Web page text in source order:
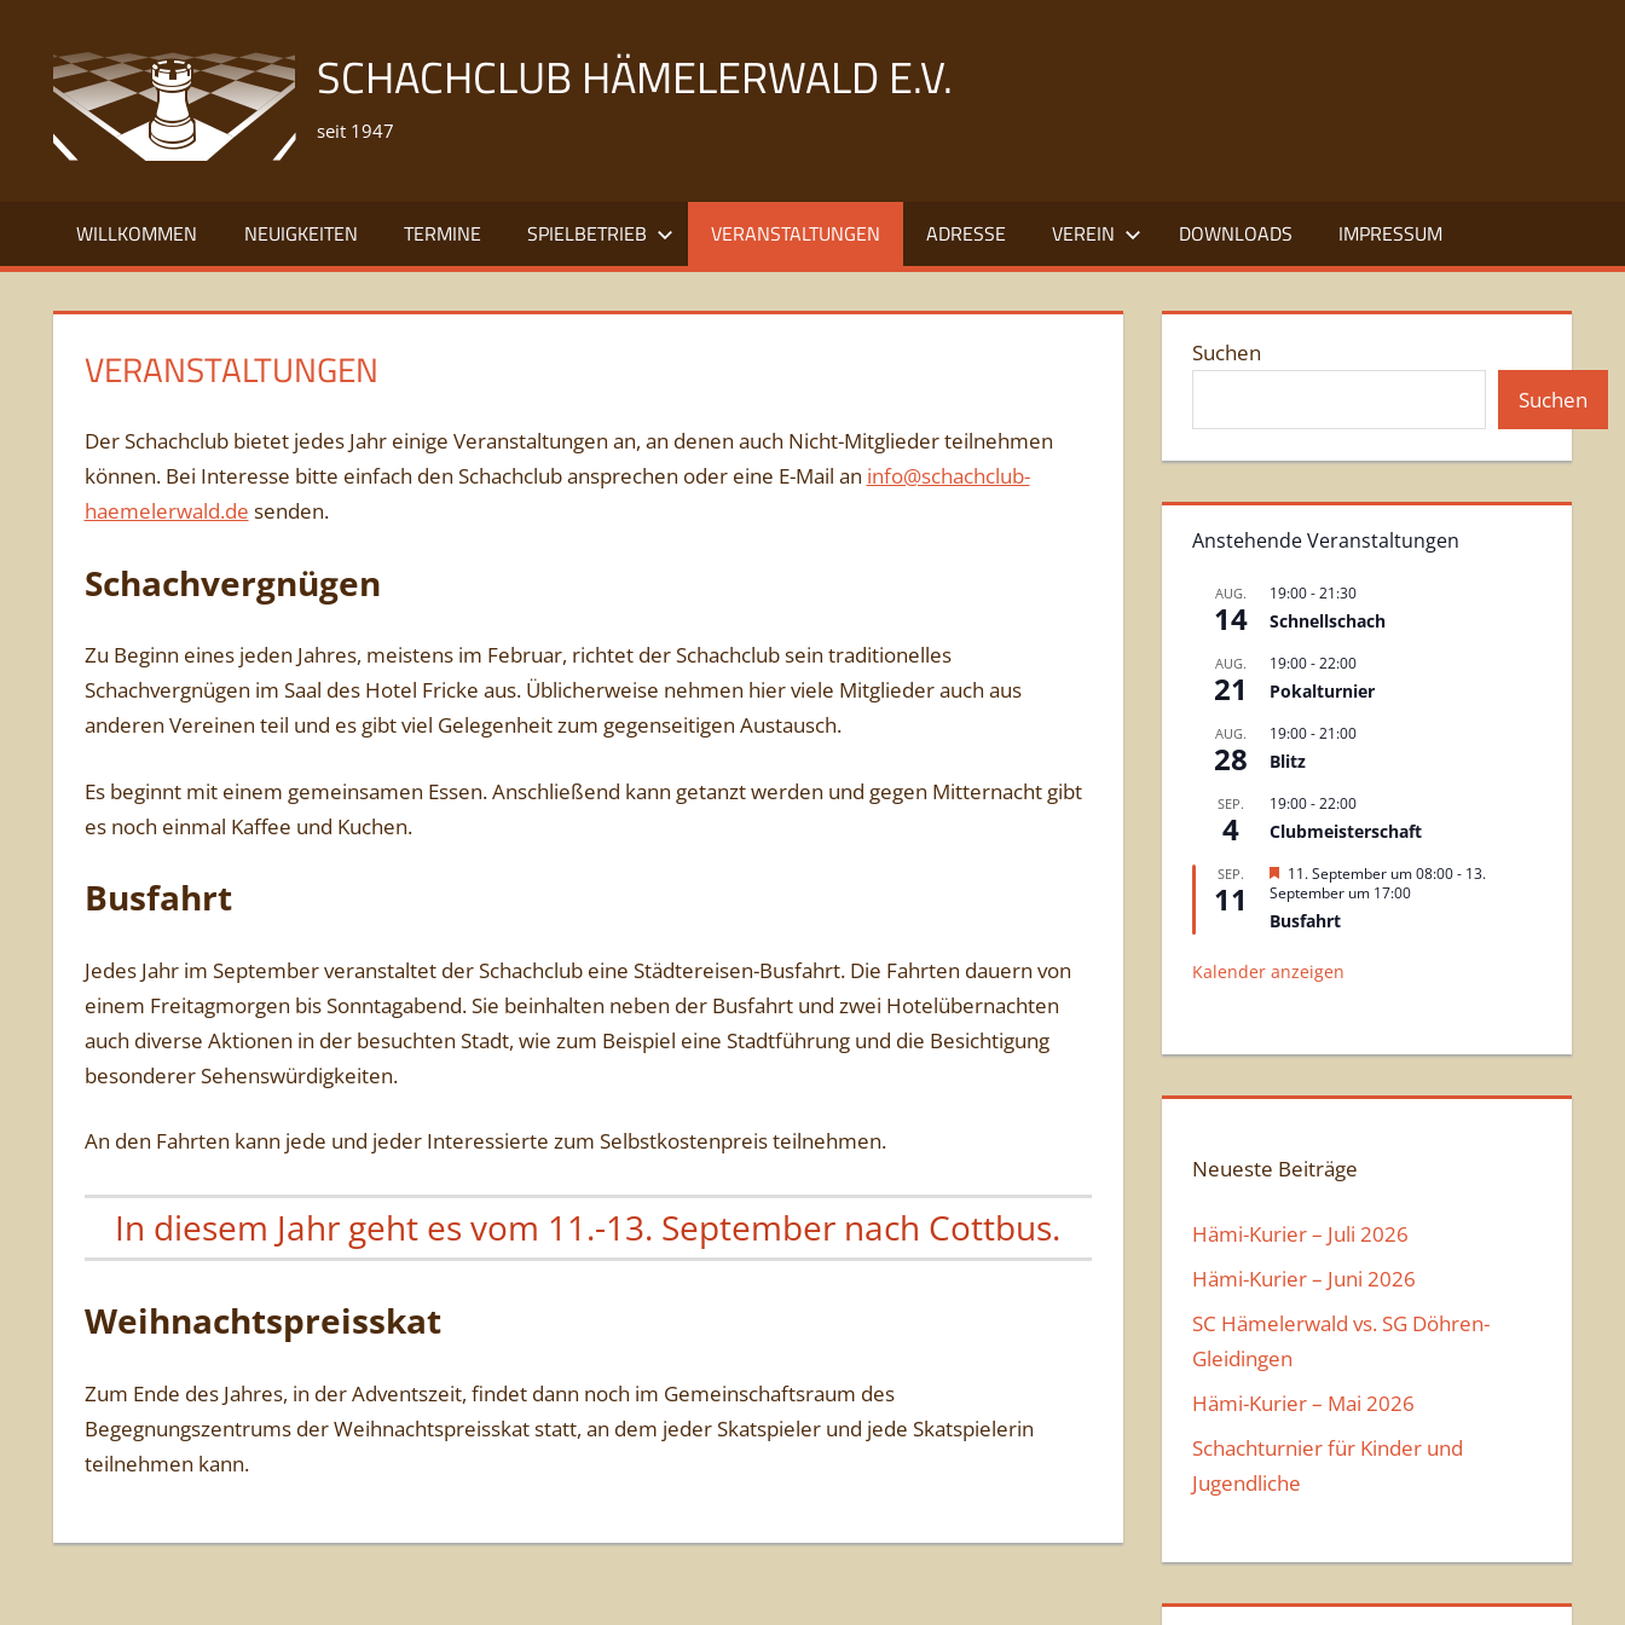
springen
SCHACHCLUB HÄMELERWALD E.V.
seit 1947
WILLKOMMEN NEUIGKEITEN TERMINE SPIELBETRIEB VERANSTALTUNGEN ADRESSE VEREIN DOWNLOADS IMPRESSUM
VERANSTALTUNGEN
Der Schachclub bietet jedes Jahr einige Veranstaltungen an, an denen auch Nicht-Mitglieder teilnehmen
können. Bei Interesse bitte einfach den Schachclub ansprechen oder eine E-Mail an info@schachclub-
haemelerwald.de senden.
Schachvergnügen
Zu Beginn eines jeden Jahres, meistens im Februar, richtet der Schachclub sein traditionelles
Schachvergnügen im Saal des Hotel Fricke aus. Üblicherweise nehmen hier viele Mitglieder auch aus
anderen Vereinen teil und es gibt viel Gelegenheit zum gegenseitigen Austausch.
Es beginnt mit einem gemeinsamen Essen. Anschließend kann getanzt werden und gegen Mitternacht gibt
es noch einmal Kaffee und Kuchen.
Busfahrt
Jedes Jahr im September veranstaltet der Schachclub eine Städtereisen-Busfahrt. Die Fahrten dauern von
einem Freitagmorgen bis Sonntagabend. Sie beinhalten neben der Busfahrt und zwei Hotelübernachten
auch diverse Aktionen in der besuchten Stadt, wie zum Beispiel eine Stadtführung und die Besichtigung
besonderer Sehenswürdigkeiten.
An den Fahrten kann jede und jeder Interessierte zum Selbstkostenpreis teilnehmen.
In diesem Jahr geht es vom 11.-13. September nach Cottbus.
Weihnachtspreisskat
Zum Ende des Jahres, in der Adventszeit, findet dann noch im Gemeinschaftsraum des
Begegnungszentrums der Weihnachtspreisskat statt, an dem jeder Skatspieler und jede Skatspielerin
teilnehmen kann.
Suchen
Suchen
Anstehende Veranstaltungen
AUG.
14
19:00-21:30
Schnellschach
AUG.
21
19:00-22:00
Pokalturnier
AUG.
28
19:00-21:00
Blitz
SEP.
4
19:00-22:00
Clubmeisterschaft
SEP.
11
H
e
v
r
n
11. September um 08:00- 13.
September um 17:00
Busfahrt
Kalender anzeigen
Neueste Beiträge
Hämi-Kurier – Juli 2026
Hämi-Kurier – Juni 2026
SC Hämelerwald vs. SG Döhren-
Gleidingen
Hämi-Kurier – Mai 2026
Schachturnier für Kinder und
Jugendliche